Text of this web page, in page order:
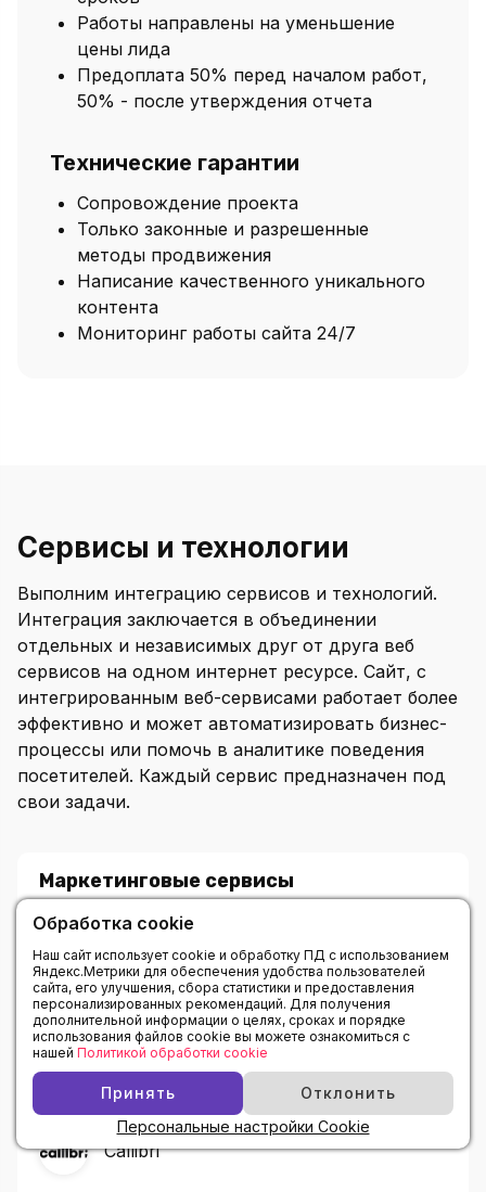
Работы направлены на уменьшение
цены лида
Предоплата 50% перед началом работ,
50% - после утверждения отчета
Технические гарантии
Сопровождение проекта
Только законные и разрешенные
методы продвижения
Написание качественного уникального
контента
Мониторинг работы сайта 24/7
Сервисы и технологии
Выполним интеграцию сервисов и технологий.
Интеграция заключается в объединении
отдельных и независимых друг от друга веб
сервисов на одном интернет ресурсе. Сайт, с
интегрированным веб-сервисами работает более
эффективно и может автоматизировать бизнес-
процессы или помочь в аналитике поведения
посетителей. Каждый сервис предназначен под
свои задачи.
Маркетинговые сервисы
Click.ru
Callibri
Обработка cookie
Наш сайт использует cookie и обработку ПД с использованием
Яндекс.Метрики для обеспечения удобства пользователей
сайта, его улучшения, сбора статистики и предоставления
персонализированных рекомендаций. Для получения
дополнительной информации о целях, сроках и порядке
использования файлов cookie вы можете ознакомиться с
нашей Политикой обработки cookie
Принять
Отклонить
Персональные настройки Cookie